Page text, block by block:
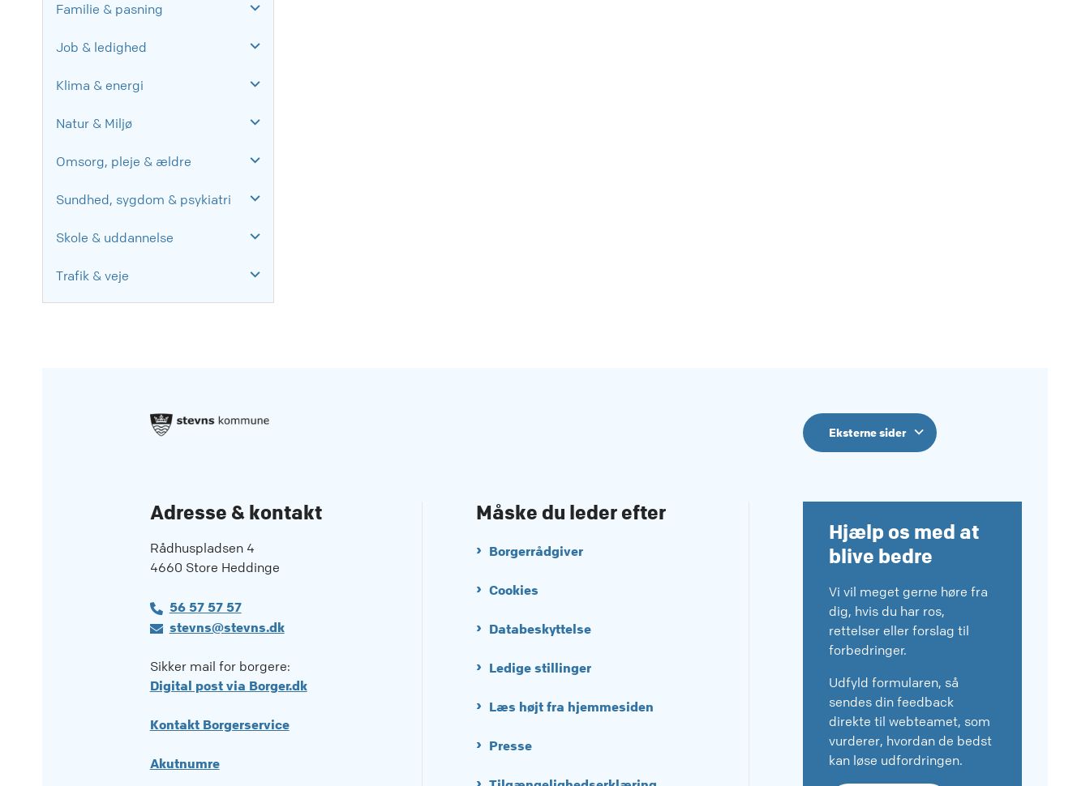
Familie & pasning
Job & ledighed
Klima & energi
Natur & Miljø
Omsorg, pleje & ældre
Sundhed, sygdom & psykiatri
Skole & uddannelse
Trafik & veje
Eksterne sider
Adresse & kontakt
Rådhuspladsen 4
4660 Store Heddinge
56 57 57 57
stevns@stevns.dk
Sikker mail for borgere:
Digital post via Borger.dk
Kontakt Borgerservice
Akutnumre
Måske du leder efter
Borgerrådgiver
Cookies
Databeskyttelse
Ledige stillinger
Læs højt fra hjemmesiden
Presse
Hjælp os med at
blive bedre
Vi vil meget gerne høre fra
dig, hvis du har ros,
rettelser eller forslag til
forbedringer.
Udfyld formularen, så
sendes din feedback
direkte til webteamet, som
vurderer, hvordan de bedst
kan løse udfordringen.